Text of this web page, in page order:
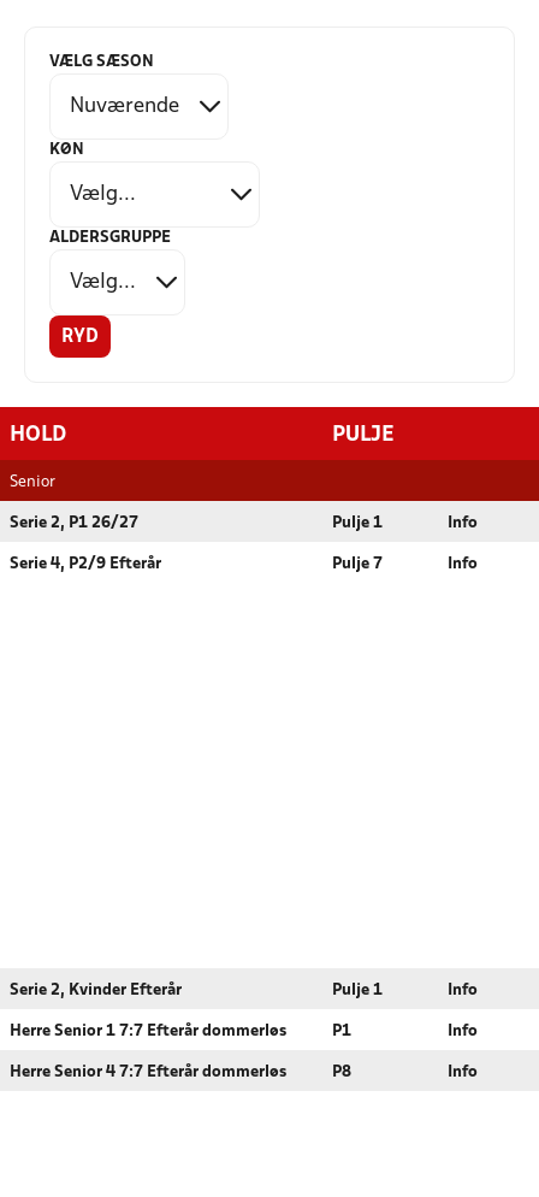
VÆLG SÆSON
KØN
ALDERSGRUPPE
RYD
HOLD PULJE
Senior
Serie 2, P1 26/27 Pulje 1 Info
Serie 4, P2/9 Efterår Pulje 7 Info
Serie 2, Kvinder Efterår Pulje 1 Info
Herre Senior 1 7:7 Efterår dommerløs P1 Info
Herre Senior 4 7:7 Efterår dommerløs P8 Info